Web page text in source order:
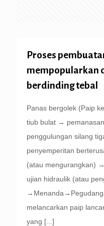
Proses
mempopularkan
berdinding tebal
Panas bergolek (Paip
tiub bulat →
penggulungan silang
penyemperitan
(atau mengurangkan)
ujian hidraulik (atau
melancarkan paip
yang [...]